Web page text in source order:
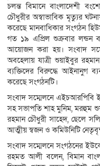
চলন্ত বিমানে বাংলাদেশী
চৌধুরীর অস্বাভাবিক মৃত্যুর
করেছে মানবাধিকার সংগঠন
গত ১৯ এপ্রিল শুক্রবার লন্ডন
আয়োজন করা হয়। সংবাদ
অবহেলায় যাত্রী শুয়াইবুর
ব্যক্তিদের বিরুদ্ধে আইনানুগ
করেছে সংগঠনটি।
সংবাদ সম্মেলনে
সহ সভাপতি শাহ মুনিম, মরহুম
রহমান চৌধুরী সাহেদ, ছেলে
আত্মীয় স্বজন ও কমিউনিটি
সংবাদ সম্মেলনে সংগঠনের
রহমত আলী বলেন, বিমান